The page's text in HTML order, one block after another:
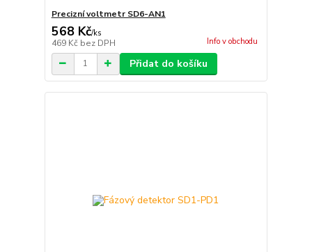
Precizní voltmetr SD6-AN1
568 Kč/ks
469 Kč bez DPH Info v obchodu
Přidat do košíku